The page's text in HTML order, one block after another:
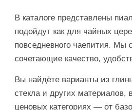
В каталоге представлены
подойдут как для чайных
повседневного чаепития. Мы
сочетающие качество,
Вы найдёте варианты из
стекла и других материалов,
ценовых категориях — от